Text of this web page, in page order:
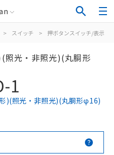
> スイッチ > 押ボタンスイッチ/表示灯
照光・非照光)(丸胴形
1
)(照光・非照光)(丸胴形φ16)